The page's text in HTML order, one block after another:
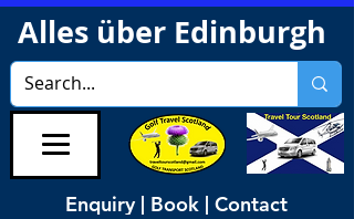
Alles über Edinburgh
Enquiry | Book | Contact